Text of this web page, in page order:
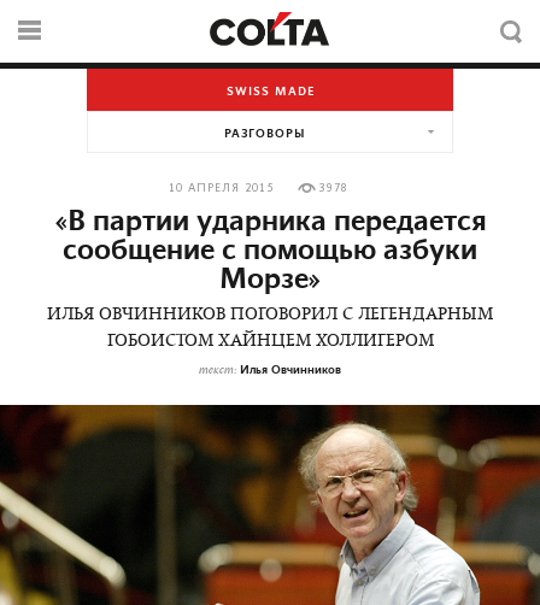
SWISS MADE
РАЗГОВОРЫ
10 АПРЕЛЯ 2015 3978
«В партии ударника передается
сообщение с помощью азбуки
Морзе»
ИЛЬЯ ОВЧИННИКОВ ПОГОВОРИЛ С ЛЕГЕНДАРНЫМ
ГОБОИСТОМ ХАЙНЦЕМ ХОЛЛИГЕРОМ
текст: Илья Овчинников